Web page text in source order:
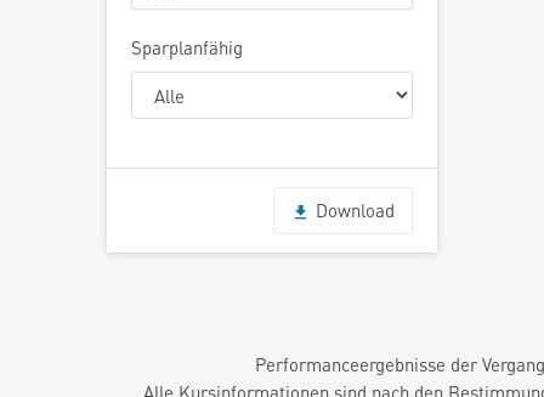
Sparplanfähig
Download
Performanceergebnisse der